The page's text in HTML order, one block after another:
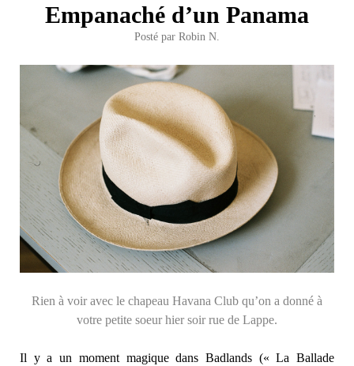
Empanaché d’un Panama
Posté par Robin N.
Rien à voir avec le chapeau Havana Club qu’on a donné à
votre petite soeur hier soir rue de Lappe.
Il y a un moment magique dans Badlands (« La Ballade